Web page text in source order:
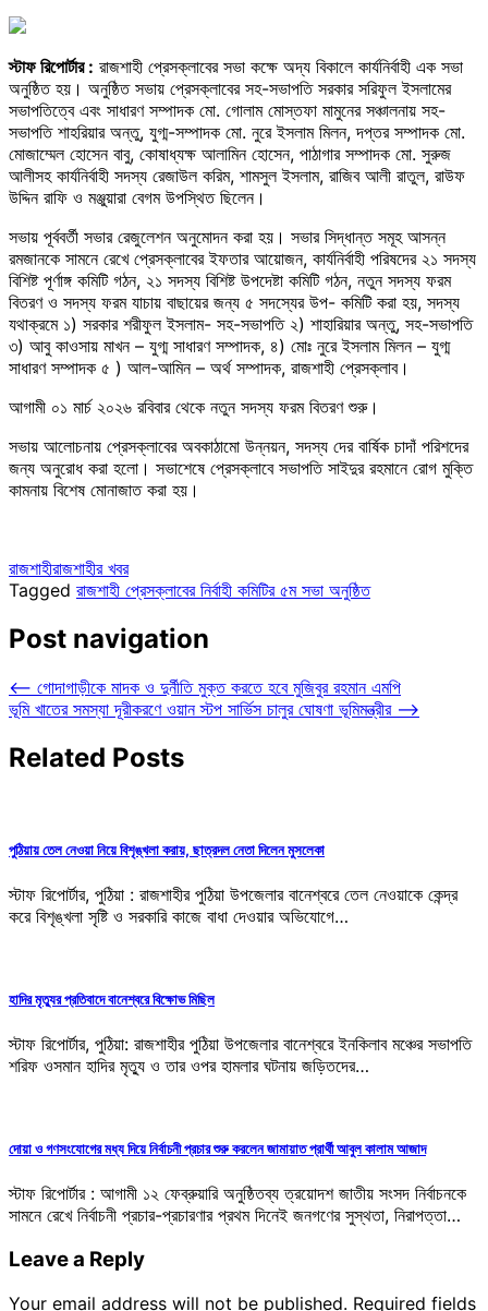
স্টাফ রিপোর্টার : রাজশাহী প্রেসক্লাবের সভা কক্ষে অদ্য বিকালে কার্যনির্বাহী এক সভা
অনুষ্ঠিত হয়। অনুষ্ঠিত সভায় প্রেসক্লাবের সহ-সভাপতি সরকার সরিফুল ইসলামের
সভাপতিত্বে এবং সাধারণ সম্পাদক মো. গোলাম মোস্তফা মামুনের সঞ্চালনায় সহ-
সভাপতি শাহরিয়ার অন্তু, যুগ্ম-সম্পাদক মো. নুরে ইসলাম মিলন, দপ্তর সম্পাদক মো.
মোজাম্মেল হোসেন বাবু, কোষাধ্যক্ষ আলামিন হোসেন, পাঠাগার সম্পাদক মো. সুরুজ
আলীসহ কার্যনির্বাহী সদস্য রেজাউল করিম, শামসুল ইসলাম, রাজিব আলী রাতুল, রাউফ
উদ্দিন রাফি ও মঞ্জুয়ারা বেগম উপস্থিত ছিলেন।
সভায় পূর্ববর্তী সভার রেজুলেশন অনুমোদন করা হয়। সভার সিদ্ধান্ত সমূহ আসন্ন
রমজানকে সামনে রেখে প্রেসক্লাবের ইফতার আয়োজন, কার্যনির্বাহী পরিষদের ২১ সদস্য
বিশিষ্ট পূর্ণাঙ্গ কমিটি গঠন, ২১ সদস্য বিশিষ্ট উপদেষ্টা কমিটি গঠন, নতুন সদস্য ফরম
বিতরণ ও সদস্য ফরম যাচায় বাছায়ের জন্য ৫ সদস্যের উপ- কমিটি করা হয়, সদস্য
যথাক্রমে ১) সরকার শরীফুল ইসলাম- সহ-সভাপতি ২) শাহারিয়ার অন্তু, সহ-সভাপতি
৩) আবু কাওসায় মাখন – যুগ্ম সাধারণ সম্পাদক, ৪) মোঃ নুরে ইসলাম মিলন – যুগ্ম
সাধারণ সম্পাদক ৫ ) আল-আমিন – অর্থ সম্পাদক, রাজশাহী প্রেসক্লাব।
আগামী ০১ মার্চ ২০২৬ রবিবার থেকে নতুন সদস্য ফরম বিতরণ শুরু।
সভায় আলোচনায় প্রেসক্লাবের অবকাঠামো উন্নয়ন, সদস্য দের বার্ষিক চাদাঁ পরিশদের
জন্য অনুরোধ করা হলো। সভাশেষে প্রেসক্লাবে সভাপতি সাইদুর রহমানে রোগ মুক্তি
কামনায় বিশেষ মোনাজাত করা হয়।
রাজশাহীরাজশাহীর খবর
Tagged রাজশাহী প্রেসক্লাবের নির্বাহী কমিটির ৫ম সভা অনুষ্ঠিত
Post navigation
⟵ গোদাগাড়ীকে মাদক ও দুর্নীতি মুক্ত করতে হবে মুজিবুর রহমান এমপি
ভূমি খাতের সমস্যা দূরীকরণে ওয়ান স্টপ সার্ভিস চালুর ঘোষণা ভূমিমন্ত্রীর ⟶
Related Posts
পুঠিয়ায় তেল নেওয়া নিয়ে বিশৃঙ্খলা করায়, ছাত্রদল নেতা দিলেন মুসলেকা
স্টাফ রিপোর্টার, পুঠিয়া : রাজশাহীর পুঠিয়া উপজেলার বানেশ্বরে তেল নেওয়াকে কেন্দ্র
করে বিশৃঙ্খলা সৃষ্টি ও সরকারি কাজে বাধা দেওয়ার অভিযোগে…
হাদির মৃত্যুর প্রতিবাদে বানেশ্বরে বিক্ষোভ মিছিল
স্টাফ রিপোর্টার, পুঠিয়া: রাজশাহীর পুঠিয়া উপজেলার বানেশ্বরে ইনকিলাব মঞ্চের সভাপতি
শরিফ ওসমান হাদির মৃত্যু ও তার ওপর হামলার ঘটনায় জড়িতদের…
দোয়া ও গণসংযোগের মধ্য দিয়ে নির্বাচনী প্রচার শুরু করলেন জামায়াত প্রার্থী আবুল কালাম আজাদ
স্টাফ রিপোর্টার : আগামী ১২ ফেব্রুয়ারি অনুষ্ঠিতব্য ত্রয়োদশ জাতীয় সংসদ নির্বাচনকে
সামনে রেখে নির্বাচনী প্রচার-প্রচারণার প্রথম দিনেই জনগণের সুস্থতা, নিরাপত্তা…
Leave a Reply
Your email address will not be published. Required fields